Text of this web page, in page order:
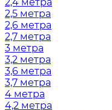
2,5 метра
2,6 метра
2,7 метра
3 метра
3,2 метра
3,6 метра
3,7 метра
4 метра
4,2 метра